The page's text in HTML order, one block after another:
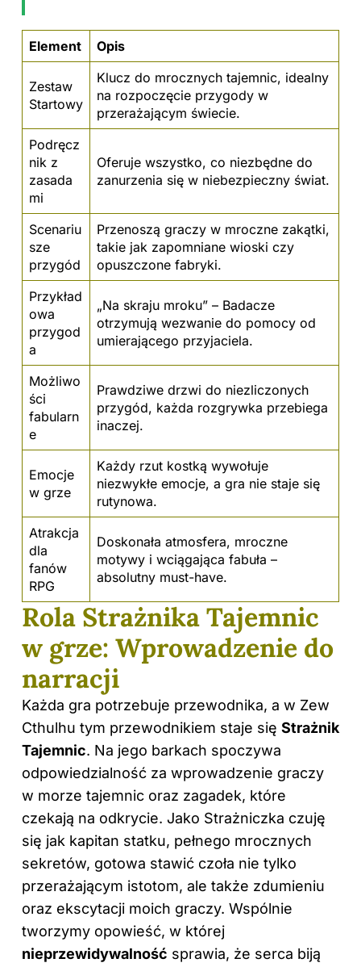
Element Opis
Zestaw
Startowy
Klucz do mrocznych tajemnic, idealny
na rozpoczęcie przygody w
przerażającym świecie.
Podręcz
nik z
zasada
mi
Oferuje wszystko, co niezbędne do
zanurzenia się w niebezpieczny świat.
Scenariu
sze
przygód
Przenoszą graczy w mroczne zakątki,
takie jak zapomniane wioski czy
opuszczone fabryki.
Przykład
owa
przygod
a
„Na skraju mroku” – Badacze
otrzymują wezwanie do pomocy od
umierającego przyjaciela.
Możliwo
ści
fabularn
e
Prawdziwe drzwi do niezliczonych
przygód, każda rozgrywka przebiega
inaczej.
Emocje
w grze
Każdy rzut kostką wywołuje
niezwykłe emocje, a gra nie staje się
rutynowa.
Atrakcja
dla
fanów
RPG
Doskonała atmosfera, mroczne
motywy i wciągająca fabuła –
absolutny must-have.
Rola Strażnika Tajemnic
w grze: Wprowadzenie do
narracji
Każda gra potrzebuje przewodnika, a w Zew
Cthulhu tym przewodnikiem staje się Strażnik
Tajemnic. Na jego barkach spoczywa
odpowiedzialność za wprowadzenie graczy
w morze tajemnic oraz zagadek, które
czekają na odkrycie. Jako Strażniczka czuję
się jak kapitan statku, pełnego mrocznych
sekretów, gotowa stawić czoła nie tylko
przerażającym istotom, ale także zdumieniu
oraz ekscytacji moich graczy. Wspólnie
tworzymy opowieść, w której
nieprzewidywalność sprawia, że serca biją